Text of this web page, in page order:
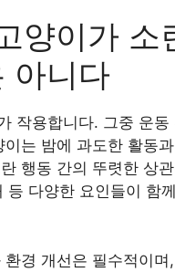
양이가 소
아니다
작용합니다. 그중 운
는 밤에 과도한 활동
행동 간의 뚜렷한 상
다양한 요인들이 함
경 개선은 필수적이